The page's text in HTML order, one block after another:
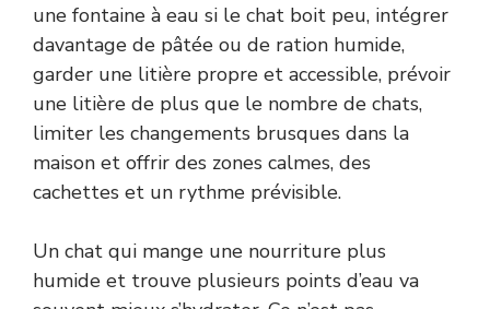
une fontaine à eau si le chat boit peu, intégrer
davantage de pâtée ou de ration humide,
garder une litière propre et accessible, prévoir
une litière de plus que le nombre de chats,
limiter les changements brusques dans la
maison et offrir des zones calmes, des
cachettes et un rythme prévisible.
Un chat qui mange une nourriture plus
humide et trouve plusieurs points d’eau va